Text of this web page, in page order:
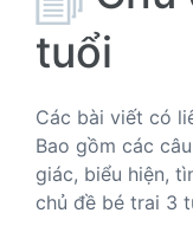
tuổi
Các bài viết có
Bao gồm các
giác, biểu hiện,
chủ đề bé trai 3